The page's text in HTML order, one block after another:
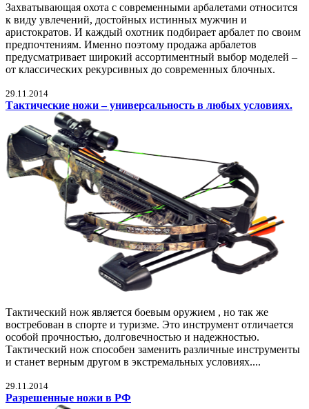
Захватывающая охота с современными арбалетами относится
к виду увлечений, достойных истинных мужчин и
аристократов. И каждый охотник подбирает арбалет по своим
предпочтениям. Именно поэтому продажа арбалетов
предусматривает широкий ассортиментный выбор моделей –
от классических рекурсивных до современных блочных.
29.11.2014
Тактические ножи – универсальность в любых условиях.
Тактический нож является боевым оружием , но так же
востребован в спорте и туризме. Это инструмент отличается
особой прочностью, долговечностью и надежностью.
Тактический нож способен заменить различные инструменты
и станет верным другом в экстремальных условиях....
29.11.2014
Разрешенные ножи в РФ